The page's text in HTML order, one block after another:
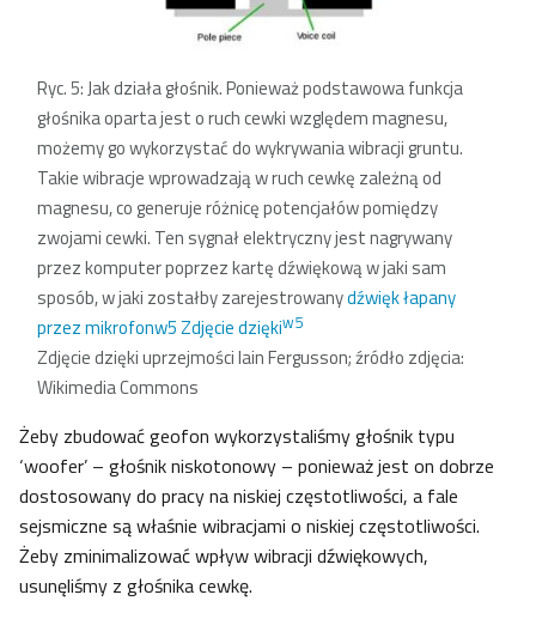
Ryc. 5: Jak działa głośnik. Ponieważ podstawowa funkcja
głośnika oparta jest o ruch cewki względem magnesu,
możemy go wykorzystać do wykrywania wibracji gruntu.
Takie wibracje wprowadzają w ruch cewkę zależną od
magnesu, co generuje różnicę potencjałów pomiędzy
zwojami cewki. Ten sygnał elektryczny jest nagrywany
przez komputer poprzez kartę dźwiękową w jaki sam
sposób, w jaki zostałby zarejestrowanydźwięk łapany
przez mikrofonw5 Zdjęcie dziękiw5
Zdjęcie dzięki uprzejmości Iain Fergusson; źródło zdjęcia:
Wikimedia Commons
Żeby zbudować geofon wykorzystaliśmy głośnik typu
‘woofer’ – głośnik niskotonowy – ponieważ jest on dobrze
dostosowany do pracy na niskiej częstotliwości, a fale
sejsmiczne są właśnie wibracjami o niskiej częstotliwości.
Żeby zminimalizować wpływ wibracji dźwiękowych,
usunęliśmy z głośnika cewkę.